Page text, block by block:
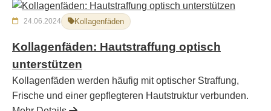
24.06.2024 Kollagenfäden
Kollagenfäden: Hautstraffung optisch
unterstützen
Kollagenfäden werden häufig mit optischer Straffung,
Frische und einer gepflegteren Hautstruktur verbunden.